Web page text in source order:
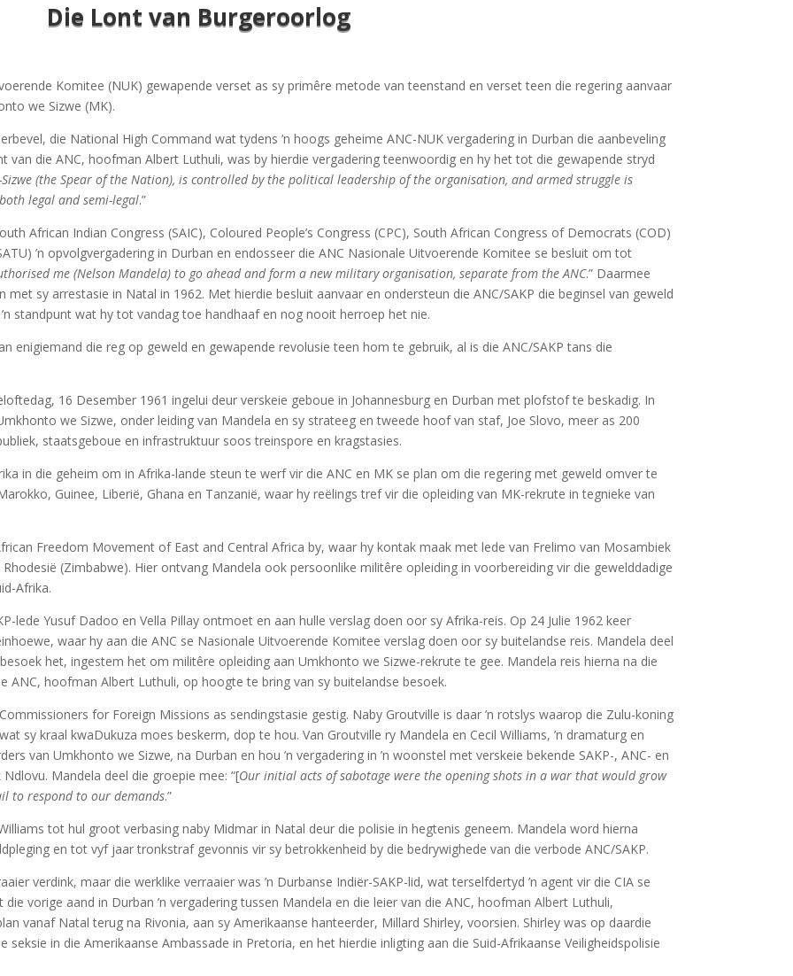
Die Lont van Burgeroorlog
Komitee (NUK) gewapende verset as sy primêre metode van teenstand en verset teen die regering aanvaar
we Sizwe (MK).
die National High Command wat tydens ’n hoogs geheime ANC-NUK vergadering in Durban die aanbeveling
van die ANC, hoofman Albert Luthuli, was by hierdie vergadering teenwoordig en hy het tot die gewapende stryd
Sizwe (the Spear of the Nation), is controlled by the political leadership of the organisation, and armed struggle is
legal and semi-legal.”
African Indian Congress (SAIC), Coloured People’s Congress (CPC), South African Congress of Democrats (COD)
’n opvolgvergadering in Durban en endosseer die ANC Nasionale Uitvoerende Komitee se besluit om tot
me (Nelson Mandela) to go ahead and form a new military organisation, separate from the ANC.” Daarmee
sy arrestasie in Natal in 1962. Met hierdie besluit aanvaar en ondersteun die ANC/SAKP die beginsel van geweld
standpunt wat hy tot vandag toe handhaaf en nog nooit herroep het nie.
enigiemand die reg op geweld en gewapende revolusie teen hom te gebruik, al is die ANC/SAKP tans die
16 Desember 1961 ingelui deur verskeie geboue in Johannesburg en Durban met plofstof te beskadig. In
we Sizwe, onder leiding van Mandela en sy strateeg en tweede hoof van staf, Joe Slovo, meer as 200
staatsgeboue en infrastruktuur soos treinspore en kragstasies.
in die geheim om in Afrika-lande steun te werf vir die ANC en MK se plan om die regering met geweld omver te
Guinee, Liberië, Ghana en Tanzanië, waar hy reëlings tref vir die opleiding van MK-rekrute in tegnieke van
Freedom Movement of East and Central Africa by, waar hy kontak maak met lede van Frelimo van Mosambiek
(Zimbabwe). Hier ontvang Mandela ook persoonlike militêre opleiding in voorbereiding vir die gewelddadige
Afrika.
lede Yusuf Dadoo en Vella Pillay ontmoet en aan hulle verslag doen oor sy Afrika-reis. Op 24 Julie 1962 keer
waar hy aan die ANC se Nasionale Uitvoerende Komitee verslag doen oor sy buitelandse reis. Mandela deel
het, ingestem het om militêre opleiding aan Umkhonto we Sizwe-rekrute te gee. Mandela reis hierna na die
ANC, hoofman Albert Luthuli, op hoogte te bring van sy buitelandse besoek.
for Foreign Missions as sendingstasie gestig. Naby Groutville is daar ’n rotslys waarop die Zulu-koning
wat sy kraal kwaDukuza moes beskerm, dop te hou. Van Groutville ry Mandela en Cecil Williams, ’n dramaturg en
van Umkhonto we Sizwe, na Durban en hou ’n vergadering in ’n woonstel met verskeie bekende SAKP-, ANC- en
Mandela deel die groepie mee: “[Our initial acts of sabotage were the opening shots in a war that would grow
to respond to our demands.”
tot hul groot verbasing naby Midmar in Natal deur die polisie in hegtenis geneem. Mandela word hierna
en tot vyf jaar tronkstraf gevonnis vir sy betrokkenheid by die bedrywighede van die verbode ANC/SAKP.
verdink, maar die werklike verraaier was ’n Durbanse Indiër-SAKP-lid, wat terselfdertyd ’n agent vir die CIA se
vorige aand in Durban ’n vergadering tussen Mandela en die leier van die ANC, hoofman Albert Luthuli,
vanaf Natal terug na Rivonia, aan sy Amerikaanse hanteerder, Millard Shirley, voorsien. Shirley was op daardie
in die Amerikaanse Ambassade in Pretoria, en het hierdie inligting aan die Suid-Afrikaanse Veiligheidspolisie